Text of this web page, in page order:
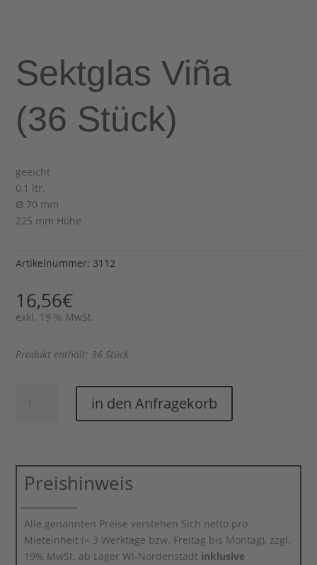
Sektglas Viña
(36 Stück)
geeicht
0,1 ltr.
Ø 70 mm
225 mm Höhe
Artikelnummer: 3112
16,56€
exkl. 19 % MwSt.
Produkt enthält: 36 Stück
in den Anfragekorb
Preishinweis
Alle genannten Preise verstehen Sich netto pro
Mieteinheit (= 3 Werktage bzw. Freitag bis Montag), zzgl.
19% MwSt. ab Lager Wi-Nordenstadt inklusive